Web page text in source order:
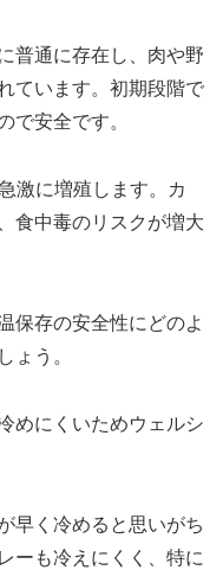
普通に存在し、肉や野
ています。初期段階で
で安全です。
激に増殖します。カ
食中毒のリスクが増大
保存の安全性にどのよ
ょう。
めにくいためウェルシ
早く冷めると思いがち
ーも冷えにくく、特に